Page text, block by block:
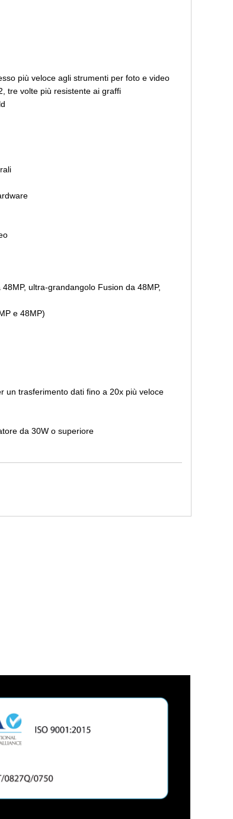
più veloce agli strumenti per foto e video
tre volte più resistente ai graffi
ultra-grandangolo Fusion da 48MP,
e 48MP)
un trasferimento dati fino a 20x più veloce
da 30W o superiore